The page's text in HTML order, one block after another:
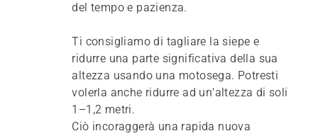
del tempo e pazienza.
Ti consigliamo di tagliare la siepe e
ridurre una parte significativa della sua
altezza usando una motosega. Potresti
volerla anche ridurre ad un'altezza di soli
1–1,2 metri.
Ciò incoraggerà una rapida nuova